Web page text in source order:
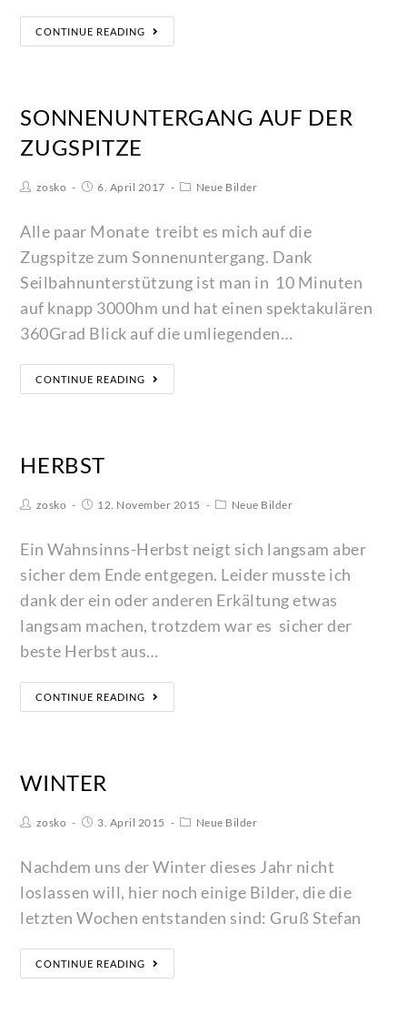
CONTINUE READING
SONNENUNTERGANG AUF DER
ZUGSPITZE
zosko 6. April 2017 Neue Bilder
Alle paar Monate treibt es mich auf die
Zugspitze zum Sonnenuntergang. Dank
Seilbahnunterstützung ist man in 10 Minuten
auf knapp 3000hm und hat einen spektakulären
360Grad Blick auf die umliegenden…
CONTINUE READING
HERBST
zosko 12. November 2015 Neue Bilder
Ein Wahnsinns-Herbst neigt sich langsam aber
sicher dem Ende entgegen. Leider musste ich
dank der ein oder anderen Erkältung etwas
langsam machen, trotzdem war es sicher der
beste Herbst aus…
CONTINUE READING
WINTER
zosko 3. April 2015 Neue Bilder
Nachdem uns der Winter dieses Jahr nicht
loslassen will, hier noch einige Bilder, die die
letzten Wochen entstanden sind: Gruß Stefan
CONTINUE READING